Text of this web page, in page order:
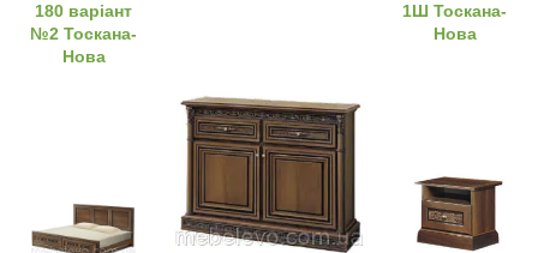
180 варіант
№2 Тоскана-
Нова
1Ш Тоскана-
Нова